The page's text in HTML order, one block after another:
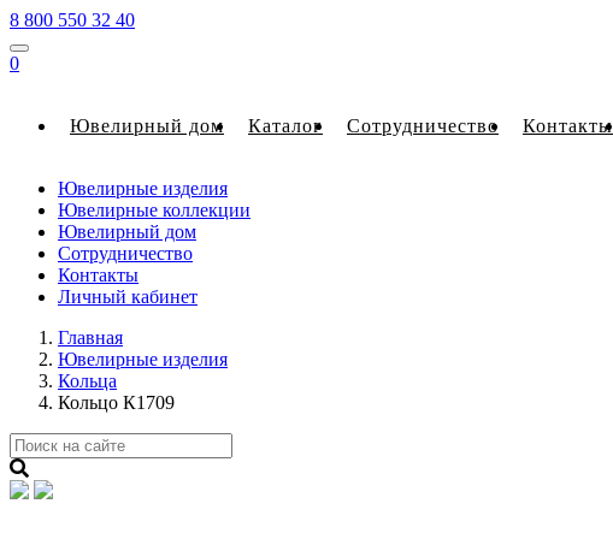
8 800 550 32 40
0
Ювелирный дом Каталог Сотрудничество Контакты
Ювелирные изделия
Ювелирные коллекции
Ювелирный дом
Сотрудничество
Контакты
Личный кабинет
Главная
Ювелирные изделия
Кольца
Кольцо К1709